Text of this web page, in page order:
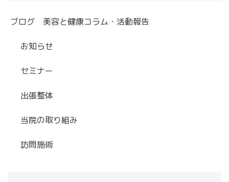
ブログ 美容と健康コラム・活動報告
お知らせ
セミナー
出張整体
当院の取り組み
訪問施術